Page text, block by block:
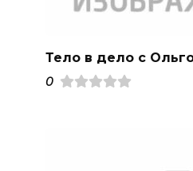
Тело в дело с
0